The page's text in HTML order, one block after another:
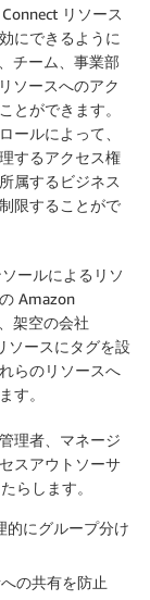
リソース
にできるように
チーム、事業部
ソースへのアク
とができます。
ールによって、
するアクセス権
属するビジネス
限することがで
ールによるリソ
Amazon
架空の会社
ソースにタグを設
らのリソースへ
す。
理者、マネージ
スアウトソーサ
らします。
的にグループ分け
の共有を防止